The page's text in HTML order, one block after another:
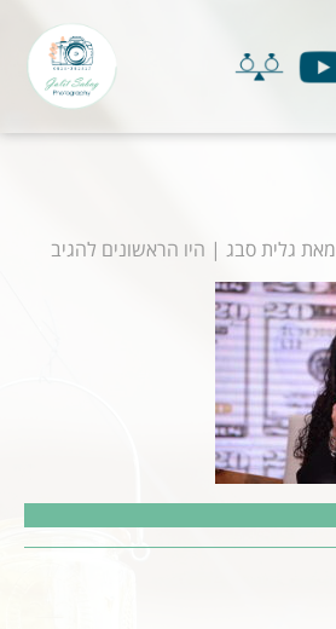
מאת גלית סבג | היו הראשונים להגיב